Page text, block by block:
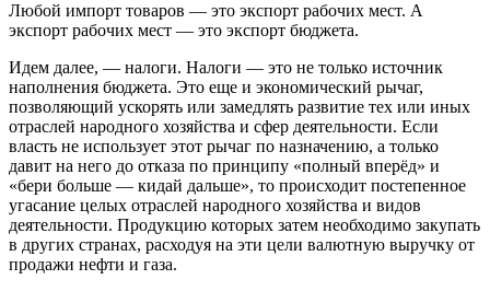
Любой импорт товаров — это экспорт рабочих мест. А
экспорт рабочих мест — это экспорт бюджета.
Идем далее, — налоги. Налоги — это не только источник
наполнения бюджета. Это еще и экономический рычаг,
позволяющий ускорять или замедлять развитие тех или иных
отраслей народного хозяйства и сфер деятельности. Если
власть не использует этот рычаг по назначению, а только
давит на него до отказа по принципу «полный вперёд» и
«бери больше — кидай дальше», то происходит постепенное
угасание целых отраслей народного хозяйства и видов
деятельности. Продукцию которых затем необходимо закупать
в других странах, расходуя на эти цели валютную выручку от
продажи нефти и газа.